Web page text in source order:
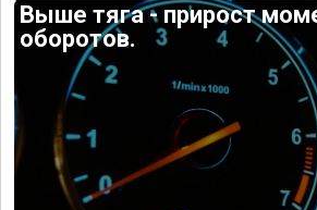
Выше тяга - прирост
оборотов.